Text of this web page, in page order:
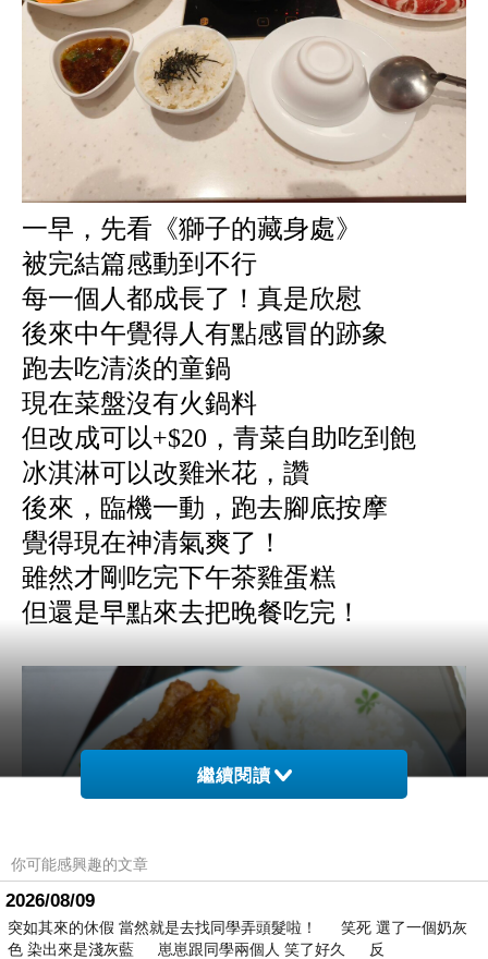
一早，先看《獅子的藏身處》
被完結篇感動到不行
每一個人都成長了！真是欣慰
後來中午覺得人有點感冒的跡象
跑去吃清淡的童鍋
現在菜盤沒有火鍋料
但改成可以+$20，青菜自助吃到飽
冰淇淋可以改雞米花，讚
後來，臨機一動，跑去腳底按摩
覺得現在神清氣爽了！
雖然才剛吃完下午茶雞蛋糕
但還是早點來去把晚餐吃完！
繼續閱讀
你可能感興趣的文章
2026/08/09
突如其來的休假 當然就是去找同學弄頭髮啦！ 笑死 選了一個奶灰
色 染出來是淺灰藍 崽崽跟同學兩個人 笑了好久 反